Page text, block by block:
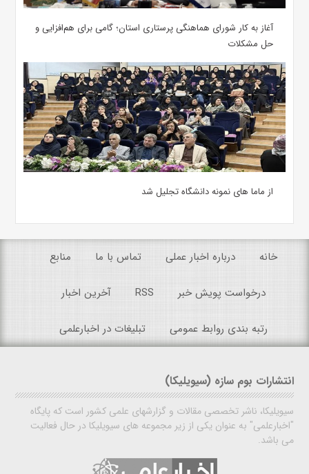
آغاز به کار شورای هماهنگی پرستاری استان؛ گامی برای هم‌افزایی و
حل مشکلات
از ماما های نمونه دانشگاه تجلیل شد
خانه درباره اخبار عملی تماس با ما منابع
درخواست پویش خبر RSS آخرین اخبار
رتبه بندی روابط عمومی تبلیغات در اخبارعلمی
انتشارات بوم سازه (سیویلیکا)
سیویلیکا، ناشر تخصصی مقالات و گزارشهای علمی کشور است که پایگاه
"اخبارعلمی" به عنوان یکی از زیر مجموعه های سیویلیکا در حال فعالیت
می باشد.